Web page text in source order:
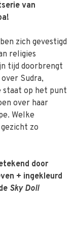
van
zich gevestigd
religies
tijd doorbrengt
Sudra,
staat op het punt
over haar
Welke
zo
door
+ ingekleurd
Sky Doll